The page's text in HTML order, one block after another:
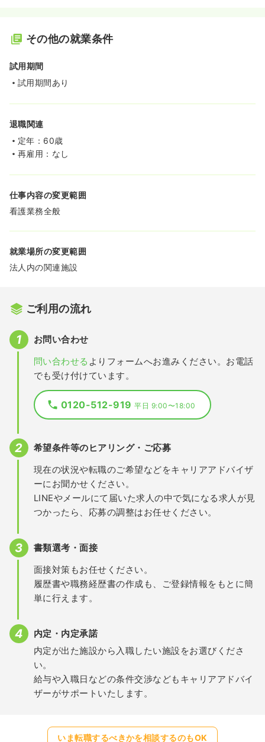
その他の就業条件
試用期間
試用期間あり
退職関連
定年：60歳
再雇用：なし
仕事内容の変更範囲
看護業務全般
就業場所の変更範囲
法人内の関連施設
ご利用の流れ
お問い合わせ
問い合わせる よりフォームへお進みください。お電話
でも受け付けています。
0120-512-919平日 9:00〜18:00
希望条件等のヒアリング・ご応募
現在の状況や転職のご希望などをキャリアアドバイザ
ーにお聞かせください。
LINEやメールにて届いた求人の中で気になる求人が見
つかったら、応募の調整はお任せください。
書類選考・面接
面接対策もお任せください。
履歴書や職務経歴書の作成も、ご登録情報をもとに簡
単に行えます。
内定・内定承諾
内定が出た施設から入職したい施設をお選びくださ
い。
給与や入職日などの条件交渉などもキャリアアドバイ
ザーがサポートいたします。
いま転職するべきかを相談するのもOK